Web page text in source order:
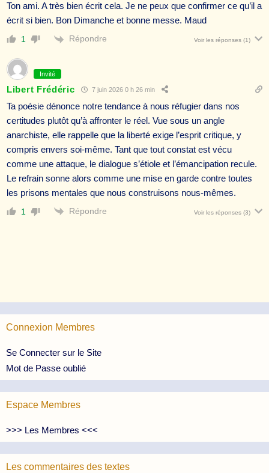
Ton ami. A très bien écrit cela. Je ne peux que confirmer ce qu’il a
écrit si bien. Bon Dimanche et bonne messe. Maud
1 Répondre Voir les réponses (1)
Invité
Libert Frédéric 7 juin 2026 0 h 26 min
Ta poésie dénonce notre tendance à nous réfugier dans nos
certitudes plutôt qu’à affronter le réel. Vue sous un angle
anarchiste, elle rappelle que la liberté exige l’esprit critique, y
compris envers soi-même. Tant que tout constat est vécu
comme une attaque, le dialogue s’étiole et l’émancipation recule.
Le refrain sonne alors comme une mise en garde contre toutes
les prisons mentales que nous construisons nous-mêmes.
1 Répondre Voir les réponses (3)
Connexion Membres
Se Connecter sur le Site
Mot de Passe oublié
Espace Membres
>>> Les Membres <<<
Les commentaires des textes